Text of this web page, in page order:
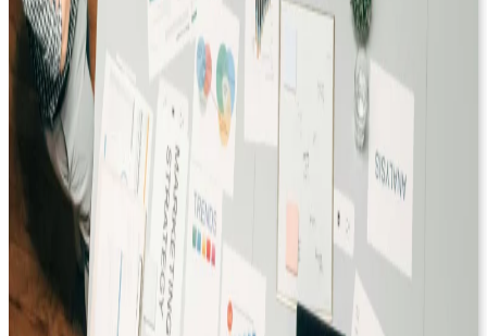
Influence Marketing
Déployez des collaborations créateurs qui génèrent
visibilité, confiance et ventes.
Mode
Maison
Transformez l’inspiration en ventes, même sur des achats
à forte considération.
Influence Marketing